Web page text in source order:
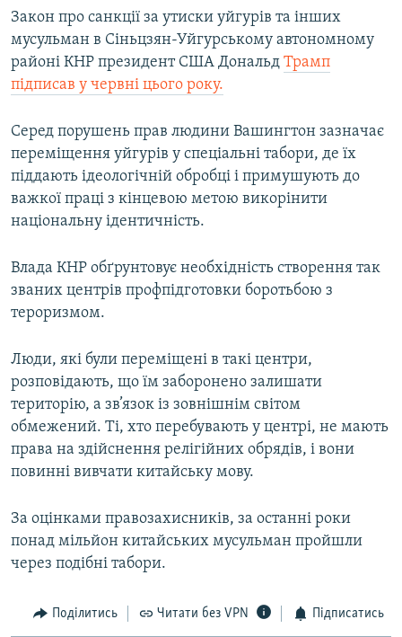
Закон про санкції за утиски уйгурів та інших
мусульман в Сіньцзян-Уйгурському автономному
районі КНР президент США Дональд Трамп
підписав у червні цього року.
Серед порушень прав людини Вашингтон зазначає
переміщення уйгурів у спеціальні табори, де їх
піддають ідеологічній обробці і примушують до
важкої праці з кінцевою метою викорінити
національну ідентичність.
Влада КНР обґрунтовує необхідність створення так
званих центрів профпідготовки боротьбою з
тероризмом.
Люди, які були переміщені в такі центри,
розповідають, що їм заборонено залишати
територію, а зв’язок із зовнішнім світом
обмежений. Ті, хто перебувають у центрі, не мають
права на здійснення релігійних обрядів, і вони
повинні вивчати китайську мову.
За оцінками правозахисників, за останні роки
понад мільйон китайських мусульман пройшли
через подібні табори.
Поділитись Читати без VPN Підписатись